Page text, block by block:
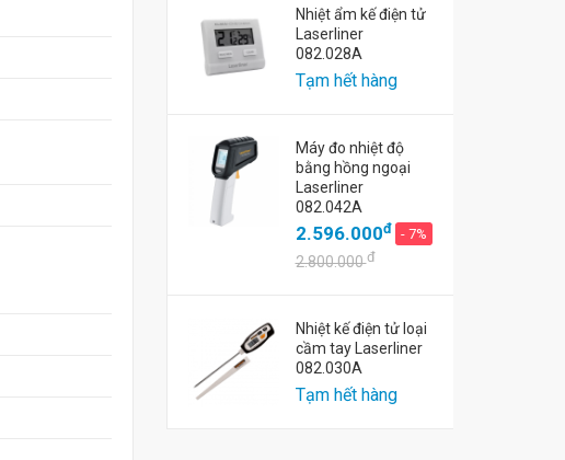
Nhiệt ẩm kế điện tử
Laserliner
082.028A
Tạm hết hàng
Máy đo nhiệt độ
bằng hồng ngoại
Laserliner
082.042A
2.596.000đ - 7%
2.800.000đ
Nhiệt kế điện tử loại
cầm tay Laserliner
082.030A
Tạm hết hàng